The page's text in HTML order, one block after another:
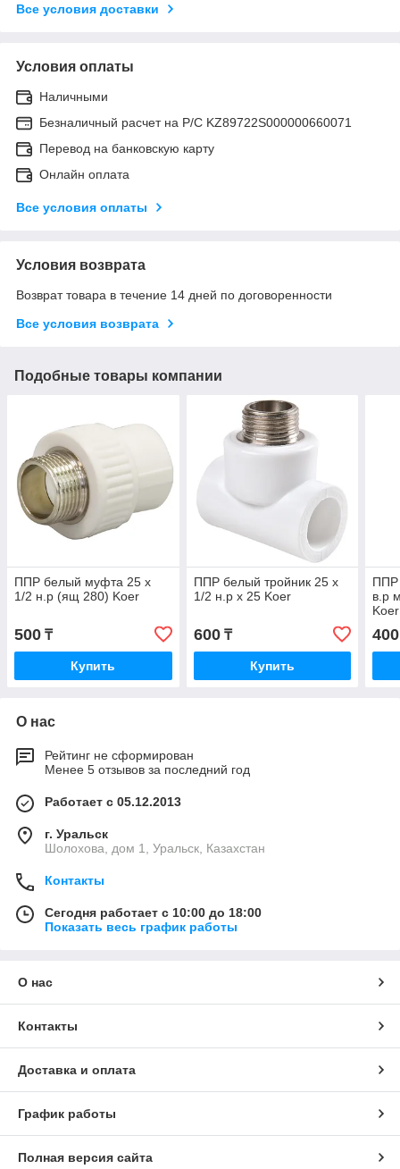
Все условия доставки
Условия оплаты
Наличными
Безналичный расчет на Р/С KZ89722S000000660071
Перевод на банковскую карту
Онлайн оплата
Все условия оплаты
Условия возврата
Возврат товара в течение 14 дней по договоренности
Все условия возврата
Подобные товары компании
ППР белый муфта 25 х
1/2 н.р (ящ 280) Koer
500 ₸
Купить
ППР белый тройник 25 х
1/2 н.р х 25 Koer
600₸
Купить
ППР
в.р
Koer
400
О нас
Рейтинг не сформирован
Менее 5 отзывов за последний год
Работает с 05.12.2013
г. Уральск
Шолохова, дом 1, Уральск, Казахстан
Контакты
Сегодня работает с 10:00 до 18:00
Показать весь график работы
О нас
Контакты
Доставка и оплата
График работы
Полная версия сайта